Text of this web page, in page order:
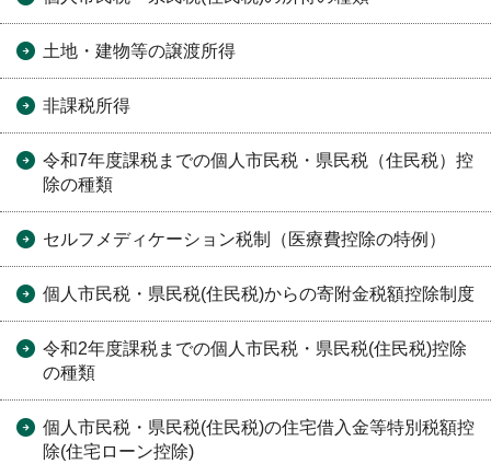
土地・建物等の譲渡所得
非課税所得
令和7年度課税までの個人市民税・県民税（住民税）控
除の種類
セルフメディケーション税制（医療費控除の特例）
個人市民税・県民税(住民税)からの寄附金税額控除制度
令和2年度課税までの個人市民税・県民税(住民税)控除
の種類
個人市民税・県民税(住民税)の住宅借入金等特別税額控
除(住宅ローン控除)